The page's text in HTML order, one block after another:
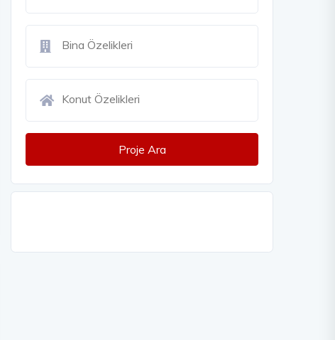
Proje Ara